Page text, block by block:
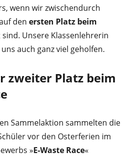
wenn wir zwischendurch
den ersten Platz beim
Unsere Klassenlehrerin
auch ganz viel geholfen.
zweiter Platz beim
Sammelaktion sammelten die
vor den Osterferien im
»E-Waste Race«